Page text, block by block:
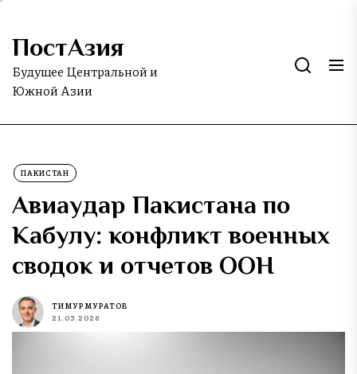
Skip
the
content
ПостАзия
Будущее Центральной и
Южной Азии
ПАКИСТАН
Авиаудар Пакистана по
Кабулу: конфликт военных
сводок и отчетов ООН
ТИМУР МУРАТОВ
21.03.2026